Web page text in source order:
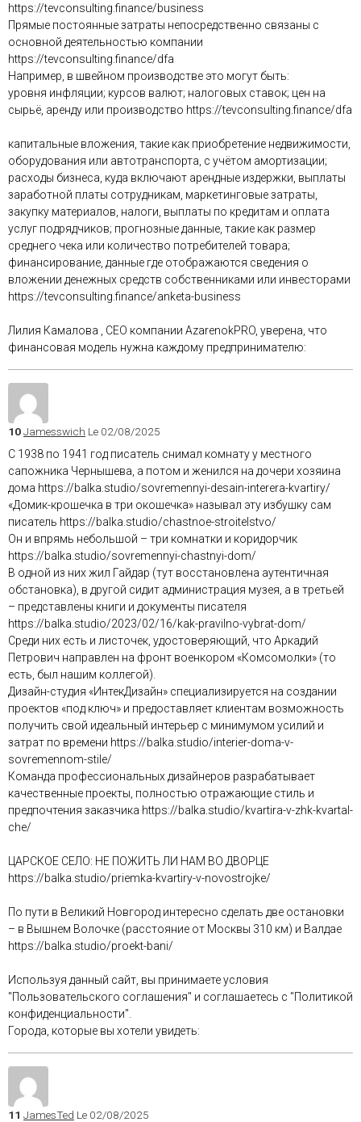
https://tevconsulting.finance/business
Прямые постоянные затраты непосредственно связаны с
основной деятельностью компании
https://tevconsulting.finance/dfa
Например, в швейном производстве это могут быть:
уровня инфляции; курсов валют; налоговых ставок; цен на
сырьё, аренду или производство https://tevconsulting.finance/dfa
капитальные вложения, такие как приобретение недвижимости,
оборудования или автотранспорта, с учётом амортизации;
расходы бизнеса, куда включают арендные издержки, выплаты
заработной платы сотрудникам, маркетинговые затраты,
закупку материалов, налоги, выплаты по кредитам и оплата
услуг подрядчиков; прогнозные данные, такие как размер
среднего чека или количество потребителей товара;
финансирование, данные где отображаются сведения о
вложении денежных средств собственниками или инвесторами
https://tevconsulting.finance/anketa-business
Лилия Камалова , СЕО компании AzarenokPRO, уверена, что
финансовая модель нужна каждому предпринимателю:
10Jamesswich Le 02/08/2025
С 1938 по 1941 год писатель снимал комнату у местного
сапожника Чернышева, а потом и женился на дочери хозяина
дома https://balka.studio/sovremennyi-desain-interera-kvartiry/
«Домик-крошечка в три окошечка» называл эту избушку сам
писатель https://balka.studio/chastnoe-stroitelstvo/
Он и впрямь небольшой – три комнатки и коридорчик
https://balka.studio/sovremennyi-chastnyi-dom/
В одной из них жил Гайдар (тут восстановлена аутентичная
обстановка), в другой сидит администрация музея, а в третьей
– представлены книги и документы писателя
https://balka.studio/2023/02/16/kak-pravilno-vybrat-dom/
Среди них есть и листочек, удостоверяющий, что Аркадий
Петрович направлен на фронт военкором «Комсомолки» (то
есть, был нашим коллегой).
Дизайн-студия «ИнтекДизайн» специализируется на создании
проектов «под ключ» и предоставляет клиентам возможность
получить свой идеальный интерьер с минимумом усилий и
затрат по времени https://balka.studio/interier-doma-v-
sovremennom-stile/
Команда профессиональных дизайнеров разрабатывает
качественные проекты, полностью отражающие стиль и
предпочтения заказчика https://balka.studio/kvartira-v-zhk-kvartal-
che/
ЦАРСКОЕ СЕЛО: НЕ ПОЖИТЬ ЛИ НАМ ВО ДВОРЦЕ
https://balka.studio/priemka-kvartiry-v-novostrojke/
По пути в Великий Новгород интересно сделать две остановки
– в Вышнем Волочке (расстояние от Москвы 310 км) и Валдае
https://balka.studio/proekt-bani/
Используя данный сайт, вы принимаете условия
"Пользовательского соглашения" и соглашаетесь с "Политикой
конфиденциальности".
Города, которые вы хотели увидеть:
11 JamesTed Le 02/08/2025